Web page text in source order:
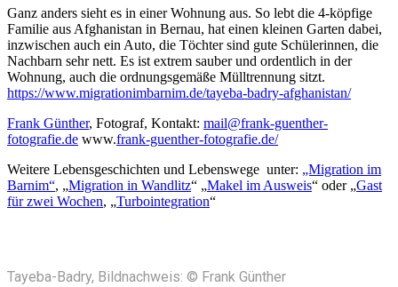
Ganz anders sieht es in einer Wohnung aus. So lebt die 4-köpfige
Familie aus Afghanistan in Bernau, hat einen kleinen Garten dabei,
inzwischen auch ein Auto, die Töchter sind gute Schülerinnen, die
Nachbarn sehr nett. Es ist extrem sauber und ordentlich in der
Wohnung, auch die ordnungsgemäße Mülltrennung sitzt.
https://www.migrationimbarnim.de/tayeba-badry-afghanistan/
Frank Günther, Fotograf, Kontakt: mail@frank-guenther-
fotografie.de www.frank-guenther-fotografie.de/
Weitere Lebensgeschichten und Lebenswege unter: „Migration im
Barnim“, „Migration in Wandlitz“ „Makel im Ausweis“ oder „Gast
für zwei Wochen, „Turbointegration“
Tayeba-Badry, Bildnachweis: © Frank Günther